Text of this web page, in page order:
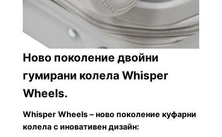
Ново поколение двойни
гумирани колела Whisper
Wheels.
Whisper Wheels – ново поколение куфарни
колела с иновативен дизайн: